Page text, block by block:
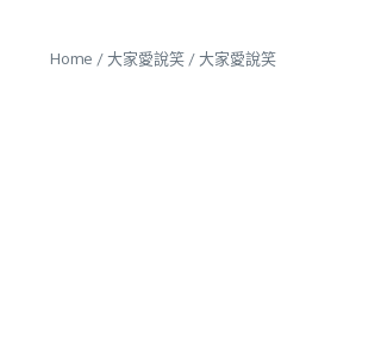
Home /大家愛說笑 /大家愛說笑